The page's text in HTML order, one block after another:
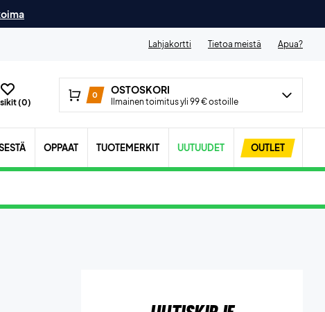
Lahjakortti Tietoa meistä Apua?
(0)
0 OSTOSKORI
Ilmainen toimitus yli 99 € ostoille
OPPAAT TUOTEMERKIT UUTUUDET OUTLET